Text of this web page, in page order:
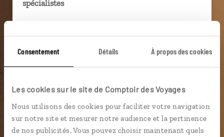
Consentement Détails À propos des cookies
Les cookies sur le site de Comptoir des Voyages
Nous utilisons des cookies pour faciliter votre navigation
sur notre site et mesurer notre audience et la pertinence
de nos publicités. Vous pouvez choisir maintenant quels
spécialistes
près de vos envies et de la réalité du pays.
Échangez en face à face ou depuis nos studios
connectés en agence, mais aussi par email ou
Vous gardez le même interlocuteur avant,
pendant et après votre voyage.